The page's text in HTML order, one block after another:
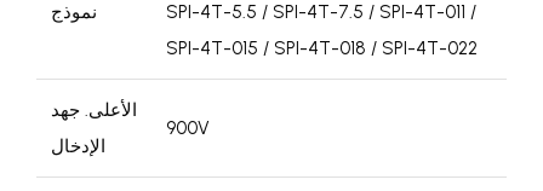
نموذج
SPI-4T-5.5 / SPI-4T-7.5 / SPI-4T-011 /
SPI-4T-015 / SPI-4T-018 / SPI-4T-022
الأعلى. جهد
الإدخال
900V